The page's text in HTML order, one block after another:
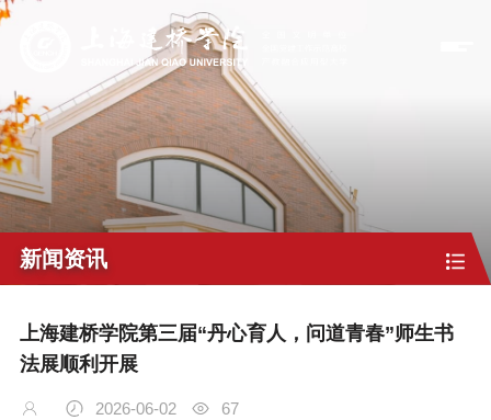
新闻资讯
上海建桥学院第三届“丹心育人，问道青春”师生书
法展顺利开展
2026-06-02 67